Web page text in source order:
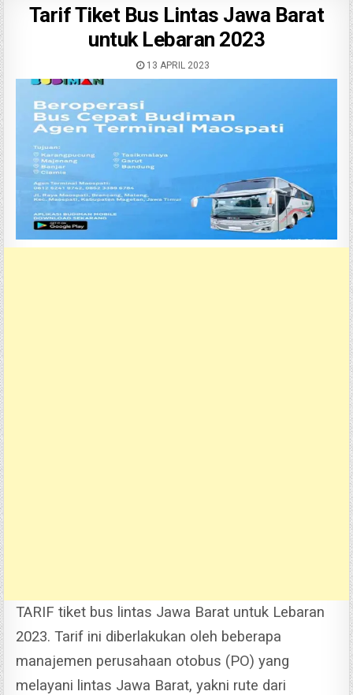
Tarif Tiket Bus Lintas Jawa Barat
untuk Lebaran 2023
13 APRIL 2023
TARIF tiket bus lintas Jawa Barat untuk Lebaran
2023. Tarif ini diberlakukan oleh beberapa
manajemen perusahaan otobus (PO) yang
melayani lintas Jawa Barat, yakni rute dari